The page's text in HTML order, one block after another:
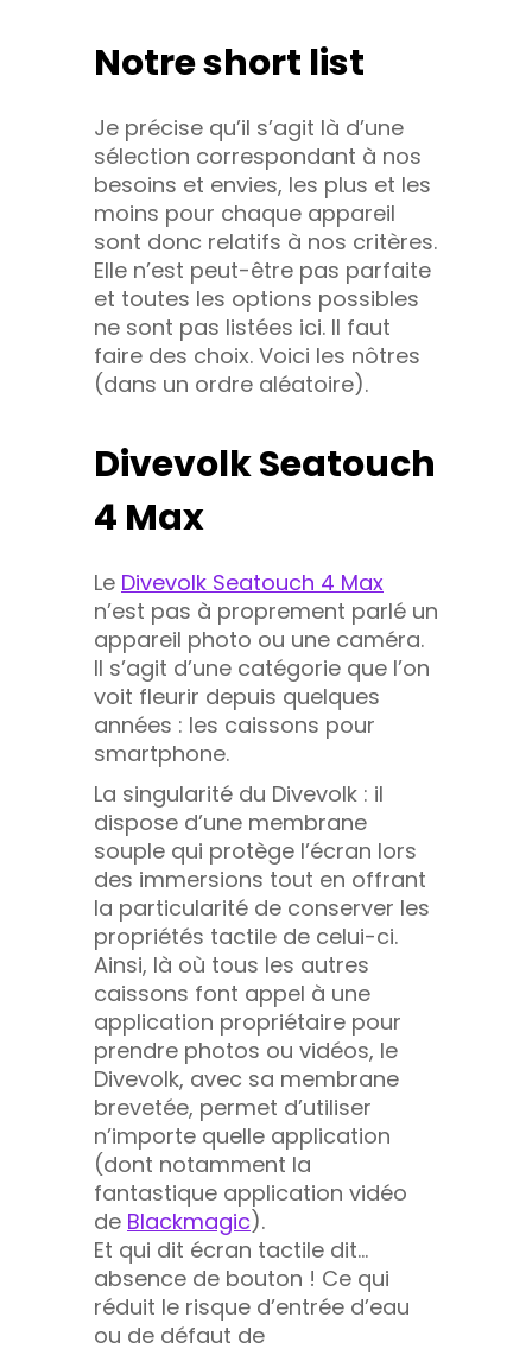
Notre short list
Je précise qu’il s’agit là d’une
sélection correspondant à nos
besoins et envies, les plus et les
moins pour chaque appareil
sont donc relatifs à nos critères.
Elle n’est peut-être pas parfaite
et toutes les options possibles
ne sont pas listées ici. Il faut
faire des choix. Voici les nôtres
(dans un ordre aléatoire).
Divevolk Seatouch
4 Max
Le Divevolk Seatouch 4 Max
n’est pas à proprement parlé un
appareil photo ou une caméra.
Il s’agit d’une catégorie que l’on
voit fleurir depuis quelques
années : les caissons pour
smartphone.
La singularité du Divevolk : il
dispose d’une membrane
souple qui protège l’écran lors
des immersions tout en offrant
la particularité de conserver les
propriétés tactile de celui-ci.
Ainsi, là où tous les autres
caissons font appel à une
application propriétaire pour
prendre photos ou vidéos, le
Divevolk, avec sa membrane
brevetée, permet d’utiliser
n’importe quelle application
(dont notamment la
fantastique application vidéo
de Blackmagic).
Et qui dit écran tactile dit…
absence de bouton ! Ce qui
réduit le risque d’entrée d’eau
ou de défaut de